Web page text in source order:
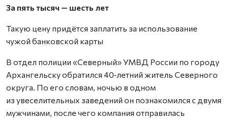
За пять тысяч — шесть лет
Такую цену придётся заплатить за использование
чужой банковской карты
В отдел полиции «Северный» УМВД России по городу
Архангельску обратился 40‑летний житель Северного
округа. По его словам, ночью в одном
из увеселительных заведений он познакомился с двумя
мужчинами, после чего компания отправилась